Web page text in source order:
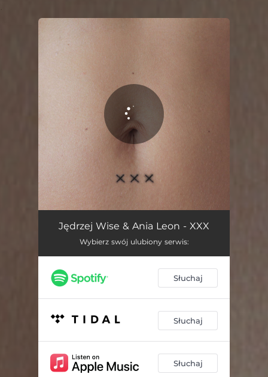
You're all set!
XXX 02:56
Jędrzej Wise & Ania Leon - XXX
Wybierz swój ulubiony serwis:
Słuchaj
Słuchaj
Słuchaj